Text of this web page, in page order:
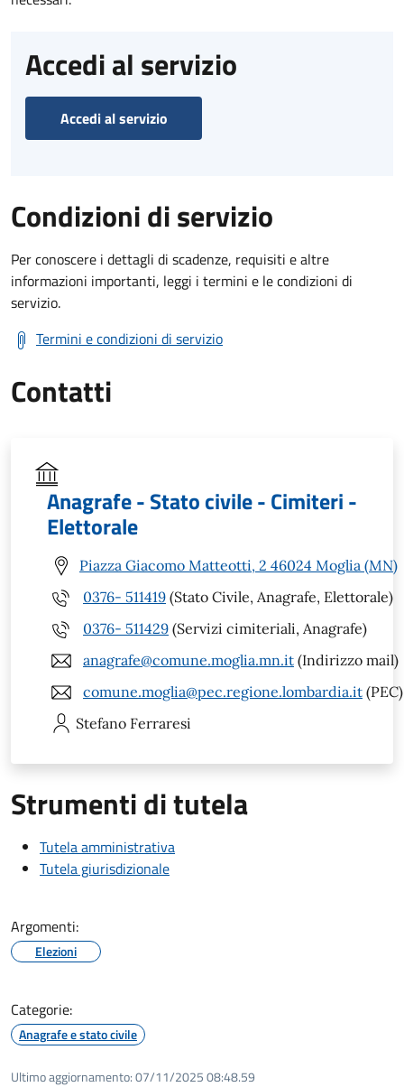
Accedi al servizio
Accedi al servizio
Condizioni di servizio
Per conoscere i dettagli di scadenze, requisiti e altre
informazioni importanti, leggi i termini e le condizioni di
servizio.
Termini e condizioni di servizio
Contatti
Anagrafe - Stato civile - Cimiteri -
Elettorale
Piazza Giacomo Matteotti, 2 46024 Moglia (MN)
0376- 511419 (Stato Civile, Anagrafe, Elettorale)
0376- 511429 (Servizi cimiteriali, Anagrafe)
anagrafe@comune.moglia.mn.it (Indirizzo mail)
comune.moglia@pec.regione.lombardia.it (PEC)
Stefano Ferraresi
Strumenti di tutela
Tutela amministrativa
Tutela giurisdizionale
Argomenti:
Elezioni
Categorie:
Anagrafe e stato civile
Ultimo aggiornamento:07/11/2025 08:48.59